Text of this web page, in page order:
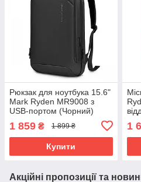
Рюкзак для ноутбука 15.6"
Mark Ryden MR9008 з
USB-портом (Чорний)
1 859 ₴ 1 899 ₴
Купити
1
Акційні пропозиції та